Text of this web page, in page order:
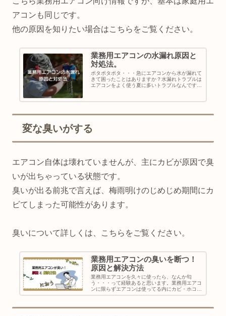
アコンも同じです。
他の原因を知りたい場合はこちらをご覧ください。
業務用エアコンの水漏れ原因と
対処法。
ポタポタポタ・・・急にエアコンから水が漏れて
きて困ったことはありますか？水漏れトラブルは
エアコンをよく使う夏に多いトラブルなんです。
かってしまいま...
変な臭いがする
エアコン自体は壊れていませんが、主にカビが原因で臭
いが出ちゃっている状態です。
臭いが出る前兆で言えば、梅雨明けのじめじめ期間にカ
ビてしまった可能性があります。
臭いについて詳しくは、こちらをご覧ください。
業務用エアコンの臭いを断つ！
原因と解決方法
業務用エアコンを久々に使ったら、なんか匂
う・・・って経験あると思います。業務用エアコ
ンに限らずエアコンは使ってる内にカビ・ホコリ
などが原因で異臭を放っても不思議ではありませ
対処方法を説明いたします...